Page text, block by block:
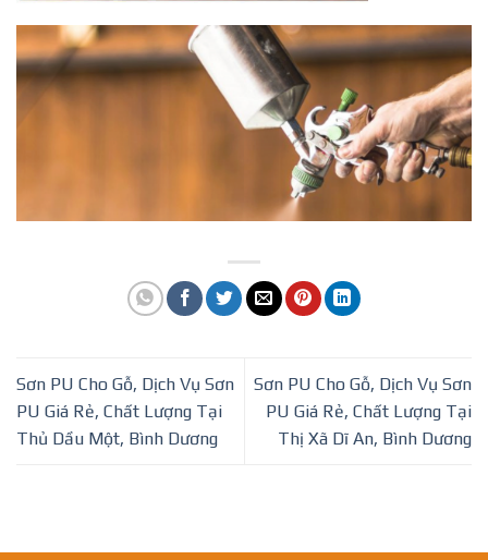
Sơn PU Cho Gỗ, Dịch Vụ Sơn
PU Giá Rẻ, Chất Lượng Tại
Thủ Dầu Một, Bình Dương
Sơn PU Cho Gỗ, Dịch Vụ Sơn
PU Giá Rẻ, Chất Lượng Tại
Thị Xã Dĩ An, Bình Dương